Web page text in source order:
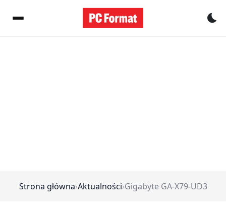
Strona główna›Aktualności›Gigabyte GA-X79-UD3